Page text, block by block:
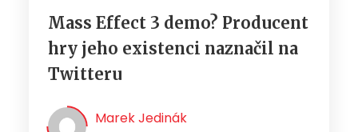
Mass Effect 3 demo? Producent
hry jeho existenci naznačil na
Twitteru
Marek Jedinák